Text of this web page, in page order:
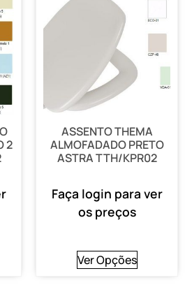
2
ASSENTO THEMA
ALMOFADADO PRETO
ASTRA TTH/KPR02
Faça login para ver
os preços
Ver Opções